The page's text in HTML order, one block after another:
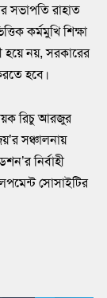
সভাপতি রাহাত
কর্মমুখি শিক্ষা
হয়ে নয়, সরকারের
হবে।
রিচু আরজুর
সঞ্চালনায়
নির্বাহী
সোসাইটির